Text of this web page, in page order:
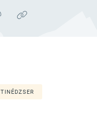
TINÉDZSER